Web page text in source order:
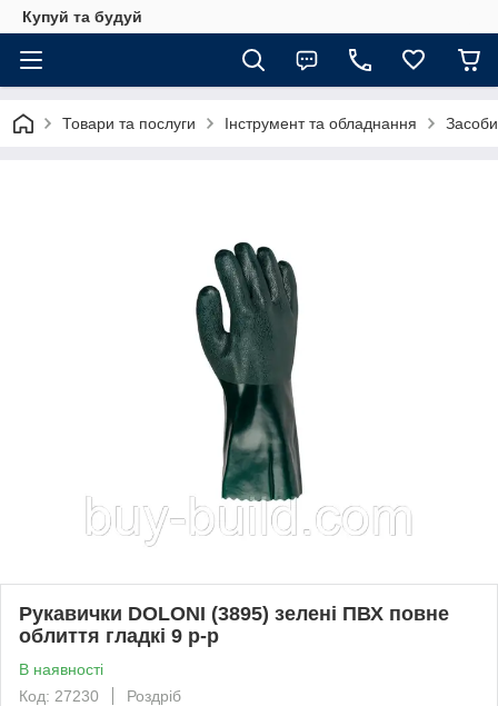
Купуй та будуй
Товари та послуги Інструмент та обладнання
Рукавички DOLONI (3895) зелені ПВХ повне
облиття гладкі 9 р-р
В наявності
Код: 27230
Роздріб